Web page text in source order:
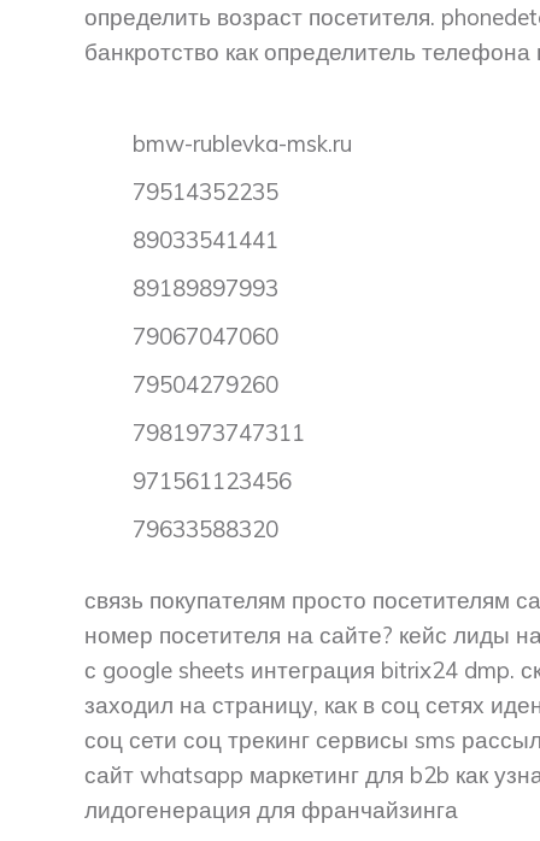
определить возраст посетителя.
банкротство как определитель телефона
bmw-rublevka-msk.ru
79514352235
89033541441
89189897993
79067047060
79504279260
7981973747311
971561123456
79633588320
связь покупателям просто посетителям
номер посетителя на сайте? кейс лиды
с google sheets интеграция bitrix24 dmp.
заходил на страницу, как в соц сетях
соц сети соц трекинг сервисы sms
сайт whatsapp маркетинг для b2b как
лидогенерация для франчайзинга